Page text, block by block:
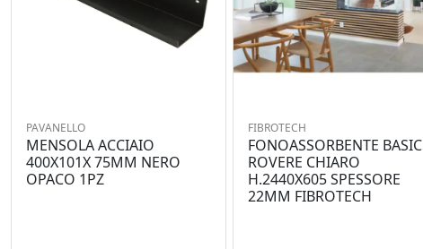
PAVANELLO
MENSOLA ACCIAIO
400X101X 75MM NERO
OPACO 1PZ
FIBROTECH
FONOASSORBENTE BASIC
ROVERE CHIARO
H.2440X605 SPESSORE
22MM FIBROTECH